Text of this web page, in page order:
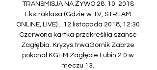
TRANSMISJA NA ŻYWO 28. 10. 2018
Ekstraklasa (Gdzie w TV, STREAM
ONLINE, LIVE)... 12 listopada 2018, 12:30
Czerwona kartka przekreśliła szanse
Zagłębia. Kryzys trwaGórnik Zabrze
pokonał KGHM Zagłębie Lubin 2:0 w
meczu 13.